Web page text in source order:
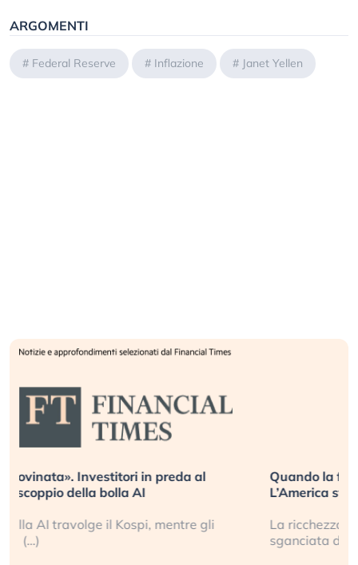
ARGOMENTI
# Federal Reserve # Inflazione # Janet Yellen
Quando la finanza pesa più dell’economia reale.
L’America sta ripetendo gli errori del 2008?
La ricchezza mondiale cresce, ma è sempre più
sganciata dall’economia reale. (…)